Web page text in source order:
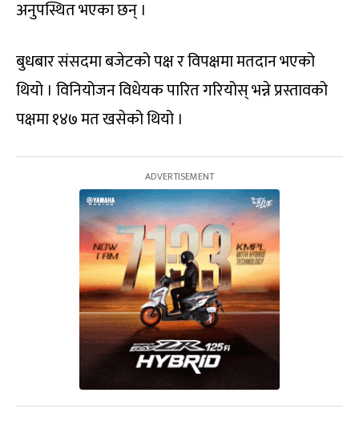
अनुपस्थित भएका छन् ।
बुधबार संसदमा बजेटको पक्ष र विपक्षमा मतदान भएको
थियो । विनियोजन विधेयक पारित गरियोस् भन्ने प्रस्तावको
पक्षमा १४७ मत खसेको थियो ।